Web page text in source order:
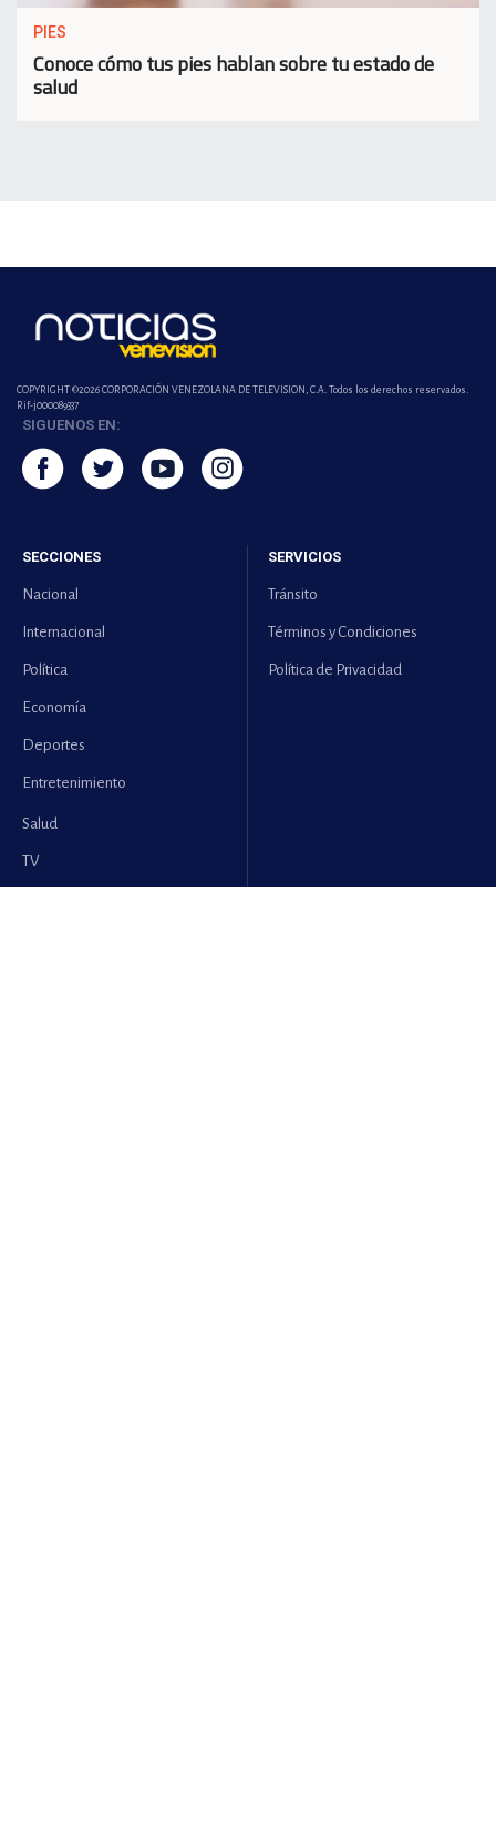
PIES
Conoce cómo tus pies hablan sobre tu estado de
salud
COPYRIGHT ©2026 CORPORACIÓN VENEZOLANA DE TELEVISION, C.A. Todos los derechos reservados.
Rif-j000089337
SIGUENOS EN:
SECCIONES
Nacional
Internacional
Política
Economía
Deportes
Entretenimiento
Salud
TV
SERVICIOS
Tránsito
Términos y Condiciones
Política de Privacidad